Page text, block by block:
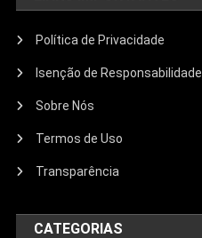
Política de Privacidade
Isenção de Responsabilidade
Sobre Nós
Termos de Uso
Transparência
CATEGORIAS